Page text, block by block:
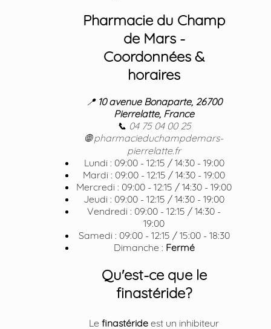
Pharmacie du Champ
de Mars -
Coordonnées &
horaires
📍 10 avenue Bonaparte, 26700
Pierrelatte, France
📞 04 75 04 00 25
🌐pharmacieduchampdemars-
pierrelatte.fr
Lundi : 09:00 - 12:15 / 14:30 - 19:00
Mardi : 09:00 - 12:15 / 14:30 - 19:00
Mercredi : 09:00 - 12:15 / 14:30 - 19:00
Jeudi : 09:00 - 12:15 / 14:30 - 19:00
Vendredi : 09:00 - 12:15 / 14:30 -
19:00
Samedi : 09:00 - 12:15 / 15:00 - 18:30
Dimanche : Fermé
Qu'est-ce que le
finastéride?
Lefinastéride est un inhibiteur